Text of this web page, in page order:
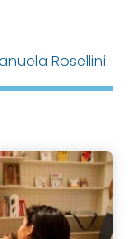
Rosellini